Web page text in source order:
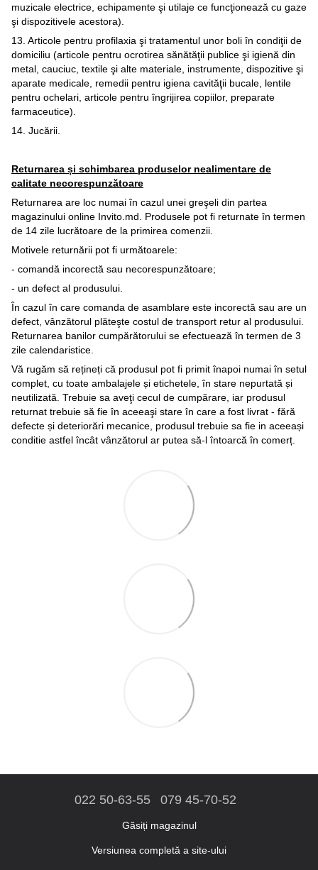
muzicale electrice, echipamente şi utilaje ce funcţionează cu gaze
şi dispozitivele acestora).
13. Articole pentru profilaxia şi tratamentul unor boli în condiţii de
domiciliu (articole pentru ocrotirea sănătăţii publice şi igienă din
metal, cauciuc, textile şi alte materiale, instrumente, dispozitive şi
aparate medicale, remedii pentru igiena cavităţii bucale, lentile
pentru ochelari, articole pentru îngrijirea copiilor, preparate
farmaceutice).
14. Jucării.
Returnarea și schimbarea produselor nealimentare de
calitate necorespunzătoare
Returnarea are loc numai în cazul unei greşeli din partea
magazinului online Invito.md. Produsele pot fi returnate în termen
de 14 zile lucrătoare de la primirea comenzii.
Motivele returnării pot fi următoarele:
- comandă incorectă sau necorespunzătoare;
- un defect al produsului.
În cazul în care comanda de asamblare este incorectă sau are un
defect, vânzătorul plăteşte costul de transport retur al produsului.
Returnarea banilor cumpărătorului se efectuează în termen de 3
zile calendaristice.
Vă rugăm să rețineți că produsul pot fi primit înapoi numai în setul
complet, cu toate ambalajele și etichetele, în stare nepurtată și
neutilizată. Trebuie sa aveţi cecul de cumpărare, iar produsul
returnat trebuie să fie în aceeaşi stare în care a fost livrat - fără
defecte și deteriorări mecanice, produsul trebuie sa fie in aceeași
conditie astfel încât vânzătorul ar putea să-l întoarcă în comerț.
022 50-63-55 079 45-70-52
Găsiți magazinul
Versiunea completă a site-ului